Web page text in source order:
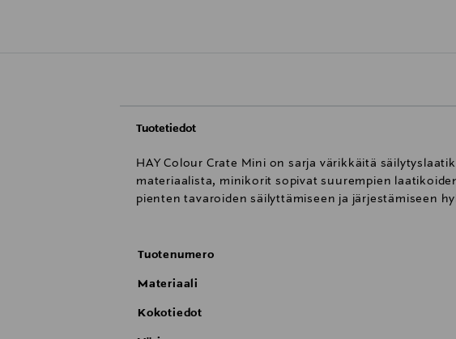
Tuotetiedot
HAY Colour Crate Mini on sarja värikkäitä
materiaalista, minikorit sopivat suurempien
pienten tavaroiden säilyttämiseen ja järjestämiseen
Tuotenumero
Materiaali
Kokotiedot